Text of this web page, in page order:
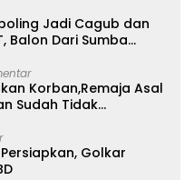
Jadi Cagub dan
Balon Dari Sumba
Korban,Remaja Asal
Sudah Tidak
Golkar